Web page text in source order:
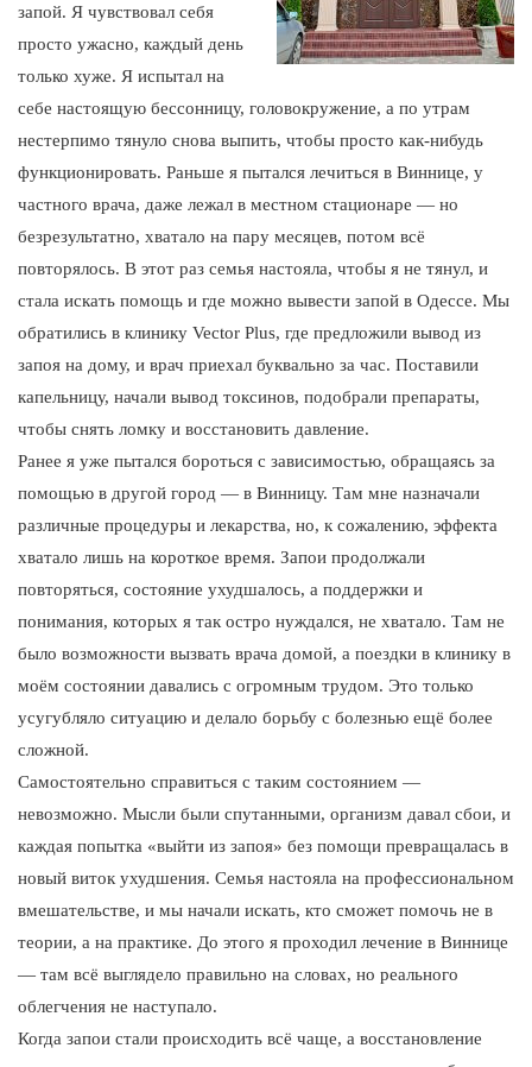
запой. Я чувствовал себя
просто ужасно, каждый день
только хуже. Я испытал на
себе настоящую бессонницу, головокружение, а по утрам
нестерпимо тянуло снова выпить, чтобы просто как-нибудь
функционировать. Раньше я пытался лечиться в Виннице, у
частного врача, даже лежал в местном стационаре — но
безрезультатно, хватало на пару месяцев, потом всё
повторялось. В этот раз семья настояла, чтобы я не тянул, и
стала искать помощь и где можно вывести запой в Одессе. Мы
обратились в клинику Vector Plus, где предложили вывод из
запоя на дому, и врач приехал буквально за час. Поставили
капельницу, начали вывод токсинов, подобрали препараты,
чтобы снять ломку и восстановить давление.
Ранее я уже пытался бороться с зависимостью, обращаясь за
помощью в другой город — в Винницу. Там мне назначали
различные процедуры и лекарства, но, к сожалению, эффекта
хватало лишь на короткое время. Запои продолжали
повторяться, состояние ухудшалось, а поддержки и
понимания, которых я так остро нуждался, не хватало. Там не
было возможности вызвать врача домой, а поездки в клинику в
моём состоянии давались с огромным трудом. Это только
усугубляло ситуацию и делало борьбу с болезнью ещё более
сложной.
Самостоятельно справиться с таким состоянием —
невозможно. Мысли были спутанными, организм давал сбои, и
каждая попытка «выйти из запоя» без помощи превращалась в
новый виток ухудшения. Семья настояла на профессиональном
вмешательстве, и мы начали искать, кто сможет помочь не в
теории, а на практике. До этого я проходил лечение в Виннице
— там всё выглядело правильно на словах, но реального
облегчения не наступало.
Когда запои стали происходить всё чаще, а восстановление